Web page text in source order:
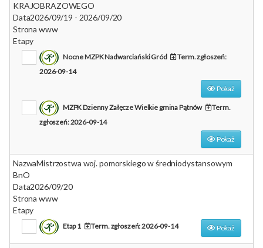
KRAJOBRAZOWEGO
Data2026/09/19 - 2026/09/20
Strona www
Etapy
Nocne MZPK Nadwarciański Gród
Term. zgłoszeń:
2026-09-14
Pokaż
MZPK Dzienny Załęcze Wielkie gmina Pątnów
Term.
zgłoszeń: 2026-09-14
Pokaż
NazwaMistrzostwa woj. pomorskiego w średniodystansowym
BnO
Data2026/09/20
Strona www
Etapy
Etap 1 Term. zgłoszeń: 2026-09-14 Pokaż